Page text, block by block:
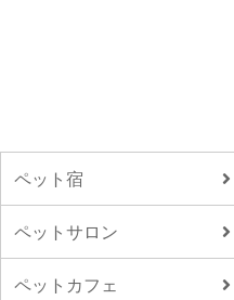
ペット宿
ペットサロン
ペットカフェ